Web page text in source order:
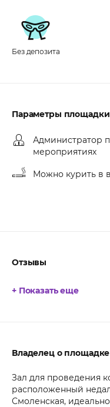
Без депозита
Параметры площадки
Администратор
мероприятиях
Можно курить в
Отзывы
+ Показать еще
Владелец о площадке
Зал для проведения
расположенный
Смоленская,